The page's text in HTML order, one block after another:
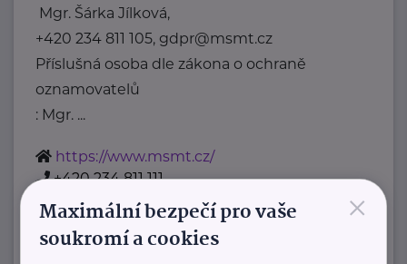
Mgr. Šárka Jílková,
+420 234 811 105, gdpr@msmt.cz
Příslušná osoba dle zákona o ochraně
oznamovatelů
: Mgr. ...
https://www.msmt.cz/
+420 234 811 111
posta@msmt.cz
×
Maximální bezpečí pro vaše
soukromí a cookies